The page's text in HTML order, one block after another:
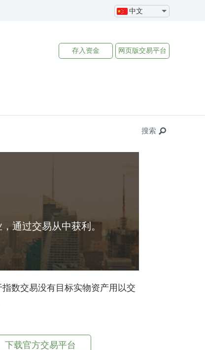
中文
存入资金 网页版交易平台
搜索
通过交易从中获利。
数交易没有目标实物资产用以交
下载官方交易平台